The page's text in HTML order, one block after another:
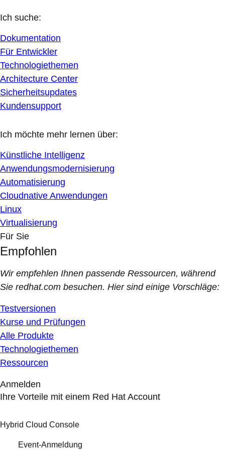
Ich suche:
Dokumentation
Für Entwickler
Technologiethemen
Architecture Center
Sicherheitsupdates
Kundensupport
Ich möchte mehr lernen über:
Künstliche Intelligenz
Anwendungsmodernisierung
Automatisierung
Cloudnative Anwendungen
Linux
Virtualisierung
Für Sie
Empfohlen
Wir empfehlen Ihnen passende Ressourcen, während
Sie redhat.com besuchen. Hier sind einige Vorschläge:
Testversionen
Kurse und Prüfungen
Alle Produkte
Technologiethemen
Ressourcen
Anmelden
Ihre Vorteile mit einem Red Hat Account
Hybrid Cloud Console
Event-Anmeldung